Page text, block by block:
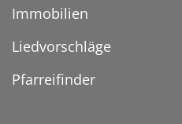
Immobilien
Liedvorschläge
Pfarreifinder